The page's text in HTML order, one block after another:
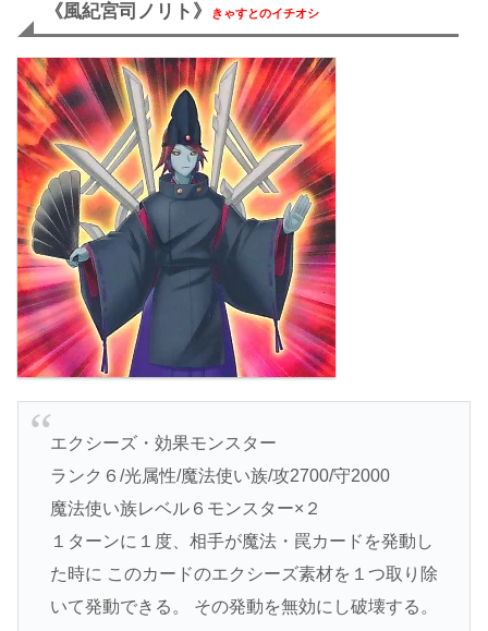
《風紀宮司ノリト》 きゃすとのイチオシ
エクシーズ・効果モンスター
ランク６/光属性/魔法使い族/攻2700/守2000
魔法使い族レベル６モンスター×２
１ターンに１度、相手が魔法・罠カードを発動し
た時に このカードのエクシーズ素材を１つ取り除
いて発動できる。 その発動を無効にし破壊する。